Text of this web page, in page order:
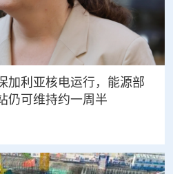
加利亚核电运行，能源部
仍可维持约一周半